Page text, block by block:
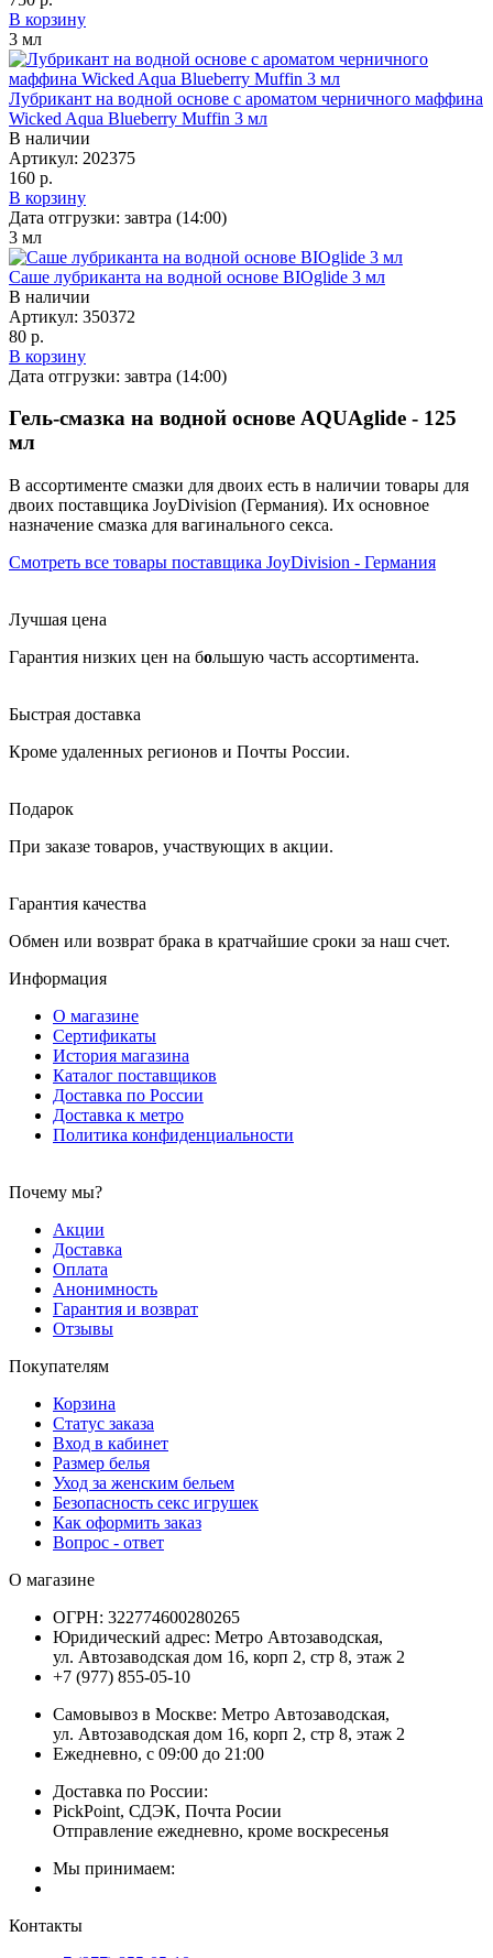
В корзину
3 мл
Лубрикант на водной основе с ароматом черничного маффина
Wicked Aqua Blueberry Muffin 3 мл
В наличии
Артикул: 202375
160 р.
В корзину
Дата отгрузки: завтра (14:00)
3 мл
Саше лубриканта на водной основе BIOglide 3 мл
В наличии
Артикул: 350372
80 р.
В корзину
Дата отгрузки: завтра (14:00)
Гель-смазка на водной основе AQUAglide - 125
мл
В ассортименте смазки для двоих есть в наличии товары для
двоих поставщика JoyDivision (Германия). Их основное
назначение смазка для вагинального секса.
Смотреть все товары поставщика JoyDivision - Германия
Лучшая цена
Гарантия низких цен на большую часть ассортимента.
Быстрая доставка
Кроме удаленных регионов и Почты России.
Подарок
При заказе товаров, участвующих в акции.
Гарантия качества
Обмен или возврат брака в кратчайшие сроки за наш счет.
Информация
О магазине
Сертификаты
История магазина
Каталог поставщиков
Доставка по России
Доставка к метро
Политика конфиденциальности
Почему мы?
Акции
Доставка
Оплата
Анонимность
Гарантия и возврат
Отзывы
Покупателям
Корзина
Статус заказа
Вход в кабинет
Размер белья
Уход за женским бельем
Безопасность секс игрушек
Как оформить заказ
Вопрос - ответ
О магазине
ОГРН: 322774600280265
Юридический адрес: Метро Автозаводская,
ул. Автозаводская дом 16, корп 2, стр 8, этаж 2
+7 (977) 855-05-10
Самовывоз в Москве: Метро Автозаводская,
ул. Автозаводская дом 16, корп 2, стр 8, этаж 2
Ежедневно, с 09:00 до 21:00
Доставка по России:
PickPoint, СДЭК, Почта Росии
Отправление ежедневно, кроме воскресенья
Мы принимаем:
Контакты